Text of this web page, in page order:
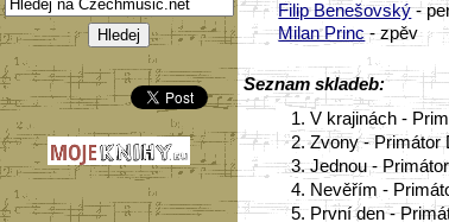
Filip Benešovský-
Milan Princ- zpěv
Seznam skladeb:
1. V krajinách -
2. Zvony - Primátor
3. Jednou -
4. Nevěřím -
5. První den -